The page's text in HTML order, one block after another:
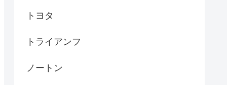
トヨタ
トライアンフ
ノートン